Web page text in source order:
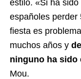
estilo. «Si ha
españoles perder
fiesta es
muchos años y
ninguno ha sido
Mou.